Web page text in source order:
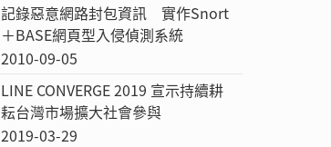
記錄惡意網路封包資訊 實作Snort
＋BASE網頁型入侵偵測系統
2010-09-05
LINE CONVERGE 2019 宣示持續耕
耘台灣市場擴大社會參與
2019-03-29